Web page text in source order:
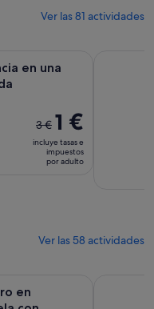
por
Ver las 81 actividades
en una
precio
anterior
era
el
3 € 1 €
incluye tasas e
impuestos
por adulto
Ver las 58 actividades
en